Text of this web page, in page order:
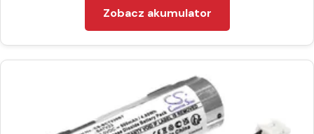
Zobacz akumulator